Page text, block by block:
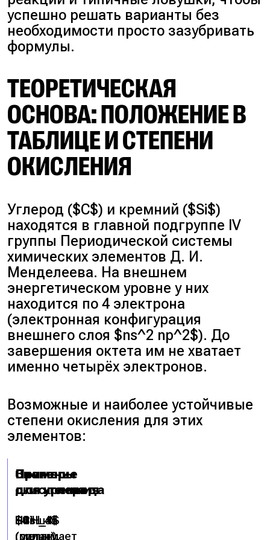
успешно решать варианты без
необходимости просто зазубривать
формулы.
ТЕОРЕТИЧЕСКАЯ
ОСНОВА: ПОЛОЖЕНИЕ В
ТАБЛИЦЕ И СТЕПЕНИ
ОКИСЛЕНИЯ
Углерод ($C$) и кремний ($Si$)
находятся в главной подгруппе IV
группы Периодической системы
химических элементов Д. И.
Менделеева. На внешнем
энергетическом уровне у них
находится по 4 электрона
(электронная конфигурация
внешнего слоя $ns^2 np^2$). До
завершения октета им не хватает
именно четырёх электронов.
Возможные и наиболее устойчивые
степени окисления для этих
элементов:
Степень
окисления
Значение
Примеры
для углерода
Примеры
для кремния
−4
Низшая
(принимает
$CH_4$
(метан),
$SiH_4$
(силан),